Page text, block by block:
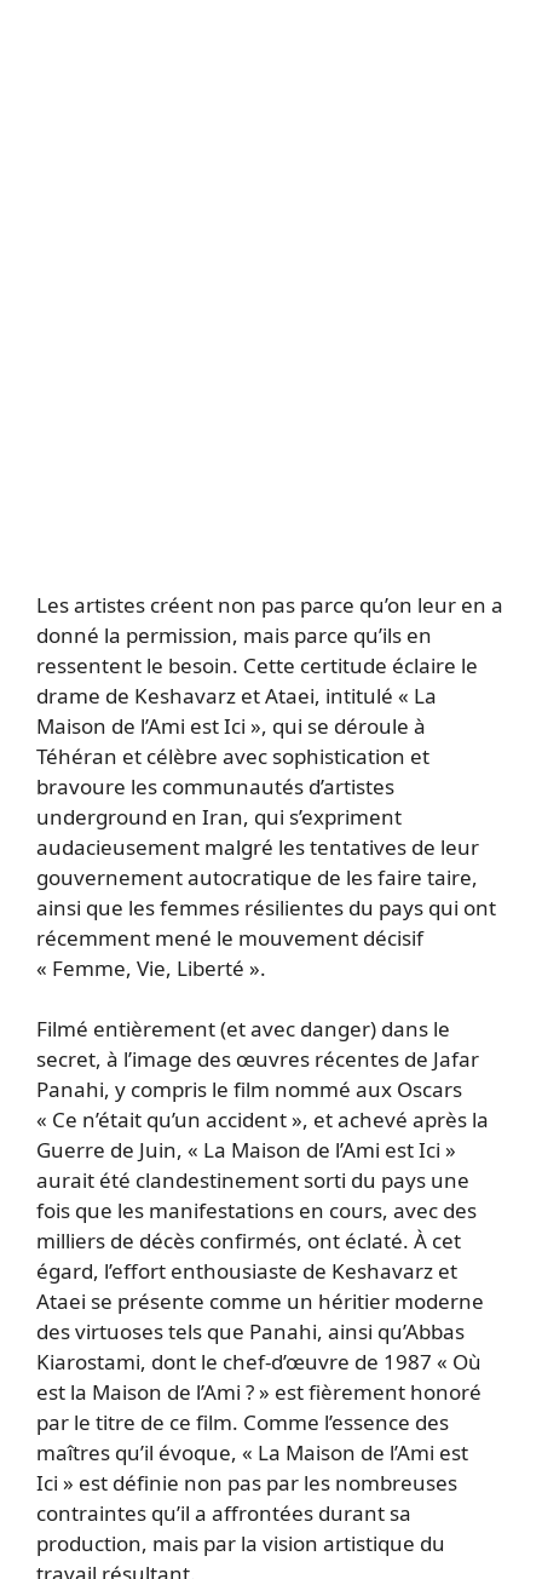
Les artistes créent non pas parce qu’on leur en a
donné la permission, mais parce qu’ils en
ressentent le besoin. Cette certitude éclaire le
drame de Keshavarz et Ataei, intitulé « La
Maison de l’Ami est Ici », qui se déroule à
Téhéran et célèbre avec sophistication et
bravoure les communautés d’artistes
underground en Iran, qui s’expriment
audacieusement malgré les tentatives de leur
gouvernement autocratique de les faire taire,
ainsi que les femmes résilientes du pays qui ont
récemment mené le mouvement décisif
« Femme, Vie, Liberté ».
Filmé entièrement (et avec danger) dans le
secret, à l’image des œuvres récentes de Jafar
Panahi, y compris le film nommé aux Oscars
« Ce n’était qu’un accident », et achevé après la
Guerre de Juin, « La Maison de l’Ami est Ici »
aurait été clandestinement sorti du pays une
fois que les manifestations en cours, avec des
milliers de décès confirmés, ont éclaté. À cet
égard, l’effort enthousiaste de Keshavarz et
Ataei se présente comme un héritier moderne
des virtuoses tels que Panahi, ainsi qu’Abbas
Kiarostami, dont le chef-d’œuvre de 1987 « Où
est la Maison de l’Ami ? » est fièrement honoré
par le titre de ce film. Comme l’essence des
maîtres qu’il évoque, « La Maison de l’Ami est
Ici » est définie non pas par les nombreuses
contraintes qu’il a affrontées durant sa
production, mais par la vision artistique du